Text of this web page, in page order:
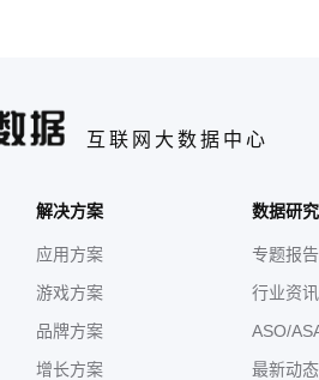
互联网大数据中心
解决方案
应用方案
游戏方案
品牌方案
增长方案
数据研
专题报告
行业资讯
ASO/
最新动态